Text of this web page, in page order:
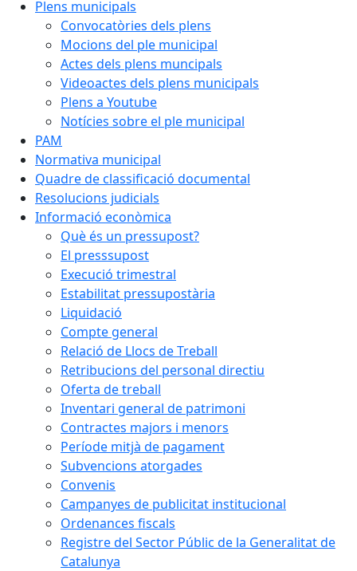
Plens municipals
Convocatòries dels plens
Mocions del ple municipal
Actes dels plens muncipals
Videoactes dels plens municipals
Plens a Youtube
Notícies sobre el ple municipal
PAM
Normativa municipal
Quadre de classificació documental
Resolucions judicials
Informació econòmica
Què és un pressupost?
El presssupost
Execució trimestral
Estabilitat pressupostària
Liquidació
Compte general
Relació de Llocs de Treball
Retribucions del personal directiu
Oferta de treball
Inventari general de patrimoni
Contractes majors i menors
Període mitjà de pagament
Subvencions atorgades
Convenis
Campanyes de publicitat institucional
Ordenances fiscals
Registre del Sector Públic de la Generalitat de
Catalunya